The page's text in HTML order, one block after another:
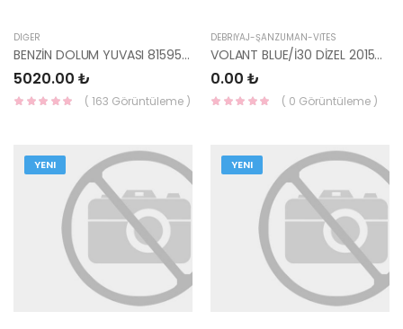
DIĞER
BENZİN DOLUM YUVASI 81595-D7550 HMC
5020.00 ₺
( 163 Görüntüleme )
DEBRİYAJ-ŞANZUMAN-VİTES
VOLANT BLUE/İ30 DİZEL 2015-/17-/ELANTRA 16-/CERATO 16- (OTO.) 23200-2A405-HMC
0.00 ₺
( 0 Görüntüleme )
YENI YENI